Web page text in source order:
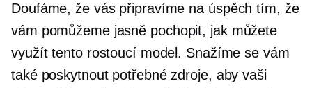
Doufáme, že vás připravíme na úspěch tím, že
vám pomůžeme jasně pochopit, jak můžete
využít tento rostoucí model. Snažíme se vám
také poskytnout potřebné zdroje, aby vaši